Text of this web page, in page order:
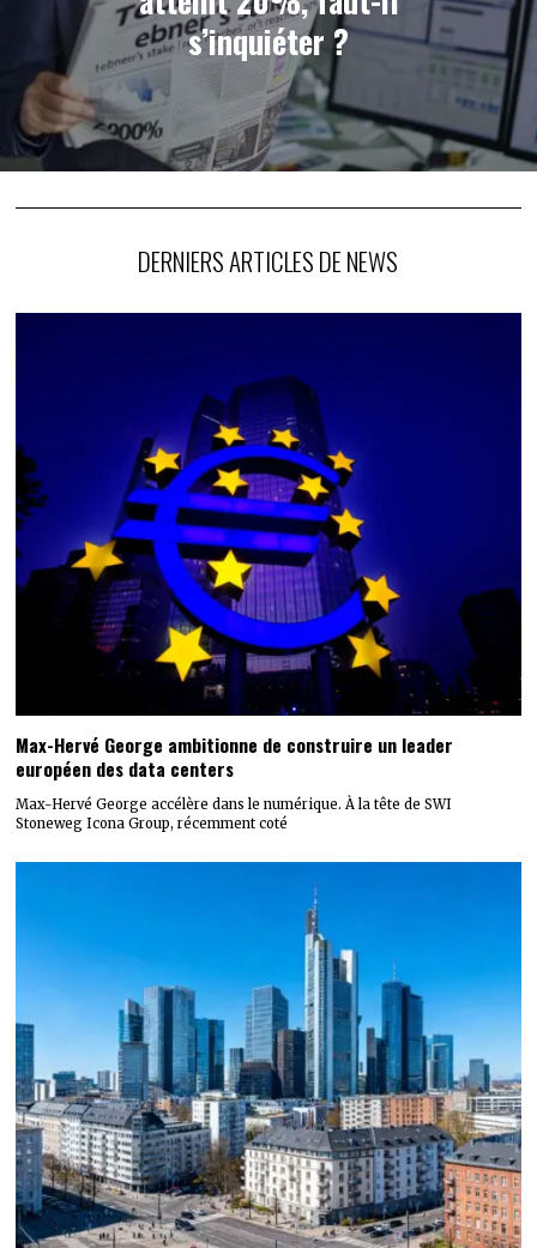
s’inquiéter ?
DERNIERS ARTICLES DE NEWS
Max-Hervé George ambitionne de construire un leader
européen des data centers
Max-Hervé George accélère dans le numérique. À la tête de SWI
Stoneweg Icona Group, récemment coté